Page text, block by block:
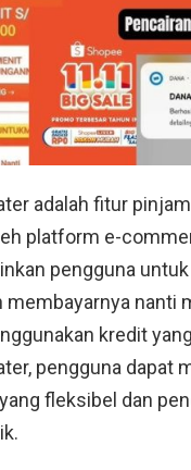
adalah fitur
platform e-
pengguna
membayarnya nanti
kredit
pengguna dapat
fleksibel dan